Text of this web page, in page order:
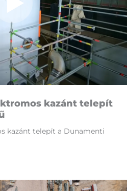
ka­zánt te­le­pít
ka­zánt te­le­pít a Du­na­men­ti